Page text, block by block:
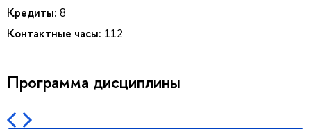
Кредиты: 8
Контактные часы: 112
Программа дисциплины